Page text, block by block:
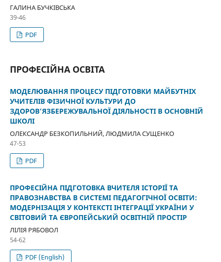
ГАЛИНА БУЧКІВСЬКА
39-46
PDF
ПРОФЕСІЙНА ОСВІТА
МОДЕЛЮВАННЯ ПРОЦЕСУ ПІДГОТОВКИ МАЙБУТНІХ
УЧИТЕЛІВ ФІЗИЧНОЇ КУЛЬТУРИ ДО
ЗДОРОВ’ЯЗБЕРЕЖУВАЛЬНОЇ ДІЯЛЬНОСТІ В ОСНОВНІЙ
ШКОЛІ
ОЛЕКСАНДР БЕЗКОПИЛЬНИЙ, ЛЮДМИЛА СУЩЕНКО
47-53
PDF
ПРОФЕСІЙНА ПІДГОТОВКА ВЧИТЕЛЯ ІСТОРІЇ ТА
ПРАВОЗНАВСТВА В СИСТЕМІ ПЕДАГОГІЧНОЇ ОСВІТИ:
МОДЕРНІЗАЦІЯ У КОНТЕКСТІ ІНТЕГРАЦІЇ УКРАЇНИ У
СВІТОВИЙ ТА ЄВРОПЕЙСЬКИЙ ОСВІТНІЙ ПРОСТІР
ЛІЛІЯ РЯБОВОЛ
54-62
PDF (English)